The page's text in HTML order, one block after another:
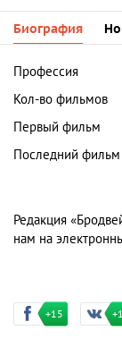
Биография
Профессия
Кол-во фильмов
Первый фильм
Последний фильм
Редакция
нам на
+15